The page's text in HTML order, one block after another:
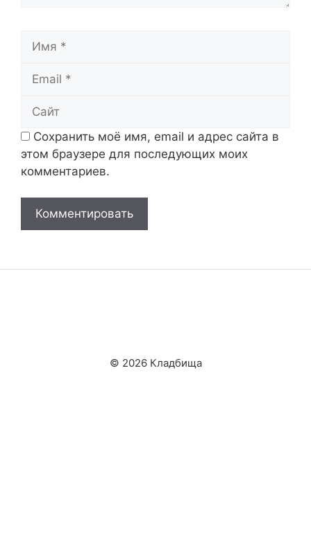
Сохранить моё имя, email и адрес сайта в
этом браузере для последующих моих
комментариев.
© 2026 Кладбища